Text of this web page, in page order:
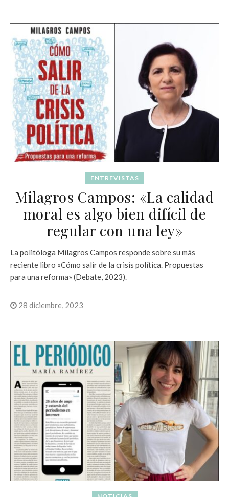
ENTREVISTAS
Milagros Campos: «La calidad
moral es algo bien difícil de
regular con una ley»
La politóloga Milagros Campos responde sobre su más
reciente libro «Cómo salir de la crisis política. Propuestas
para una reforma» (Debate, 2023).
28 diciembre, 2023